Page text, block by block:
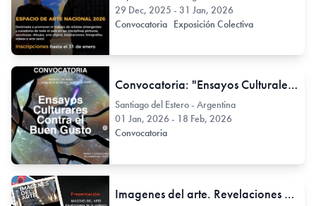
29 Dec, 2025 - 31 Jan, 2026
Convocatoria Exposición Colectiva
Convocatoria: "Ensayos Culturales Contra el Buen Gusto"
Santiago del Estero - Argentina
01 Jan, 2026 - 18 Feb, 2026
Convocatoria
Imagenes del arte. Revelaciones de la violencia.